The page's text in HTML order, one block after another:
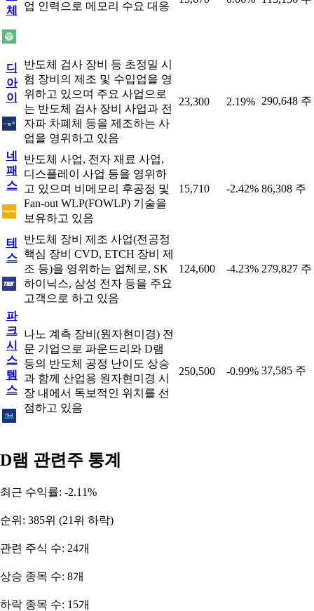
체
업 인력으로 메모리 수요 대응
디
아
이
반도체 검사 장비 등 초정밀 시
험 장비의 제조 및 수입업을 영
위하고 있으며 주요 사업으로
는 반도체 검사 장비 사업과 전
자파 차폐체 등을 제조하는 사
업을 영위하고 있음
23,300 2.19% 290,648 주
네
패
스
반도체 사업, 전자 재료 사업,
디스플레이 사업 등을 영위하
고 있으며 비메모리 후공정 및
Fan-out WLP(FOWLP) 기술을
보유하고 있음
15,710 -2.42% 86,308 주
테
스
반도체 장비 제조 사업(전공정
핵심 장비 CVD, ETCH 장비 제
조 등)을 영위하는 업체로, SK
하이닉스, 삼성 전자 등을 주요
고객으로 하고 있음
124,600 -4.23% 279,827 주
파
크
시
스
템
스
나노 계측 장비(원자현미경) 전
문 기업으로 파운드리와 D램
등의 반도체 공정 난이도 상승
과 함께 산업용 원자현미경 시
장 내에서 독보적인 위치를 선
점하고 있음
250,500 -0.99% 37,585 주
D램 관련주 통계
최근 수익률: -2.11%
순위: 385위 (21위 하락)
관련 주식 수: 24개
상승 종목 수: 8개
하락 종목 수: 15개